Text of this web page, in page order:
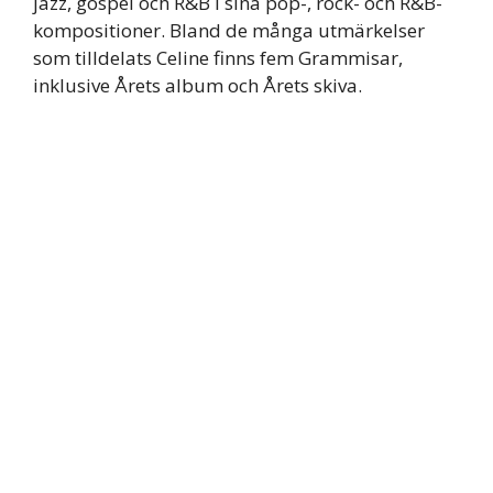
kompositioner. Bland de många utmärkelser
som tilldelats Celine finns fem Grammisar,
inklusive Årets album och Årets skiva.